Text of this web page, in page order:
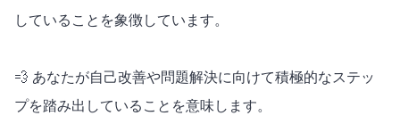
していることを象徴しています。
💨 あなたが自己改善や問題解決に向けて積極的なステッ
プを踏み出していることを意味します。